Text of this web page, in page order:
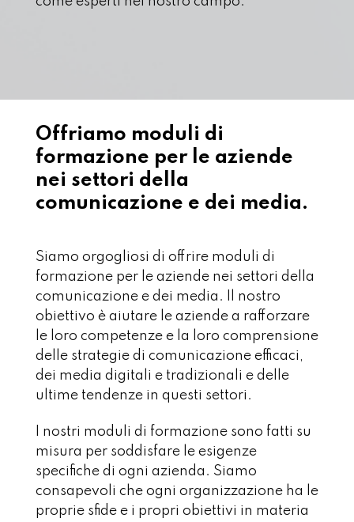
Offriamo moduli di
formazione per le aziende
nei settori della
comunicazione e dei media.
Siamo orgogliosi di offrire moduli di
formazione per le aziende nei settori della
comunicazione e dei media. Il nostro
obiettivo è aiutare le aziende a rafforzare
le loro competenze e la loro comprensione
delle strategie di comunicazione efficaci,
dei media digitali e tradizionali e delle
ultime tendenze in questi settori.
I nostri moduli di formazione sono fatti su
misura per soddisfare le esigenze
specifiche di ogni azienda. Siamo
consapevoli che ogni organizzazione ha le
proprie sfide e i propri obiettivi in materia